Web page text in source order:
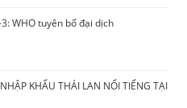
WHO tuyên bố đại dịch
KHẨU THÁI LAN NỔI TIẾNG TẠI